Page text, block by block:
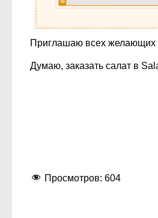
Приглашаю всех желающих
Думаю, заказать салат в
Просмотров: 604